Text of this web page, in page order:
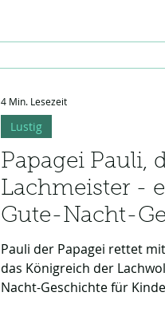
vor dem Einschlafen. Ein
Kleinsten.
Papagei Pauli,
Lachmeister -
Gute-Nacht-
Pauli der Papagei rettet
das Königreich der
Nacht-Geschichte für
Lustig
4 Min. Lesezeit